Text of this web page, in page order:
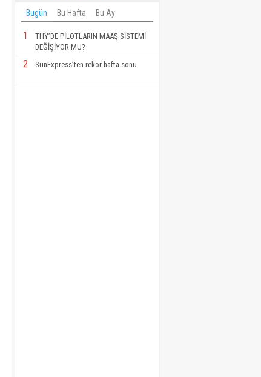
Bugün Bu Hafta Bu Ay
1
THY’DE PİLOTLARIN MAAŞ SİSTEMİ
DEĞİŞİYOR MU?
2 SunExpress’ten rekor hafta sonu